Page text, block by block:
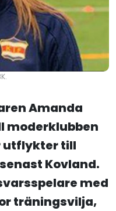
Amanda
moderklubben
utflykter till
Kovland.
med
träningsvilja,